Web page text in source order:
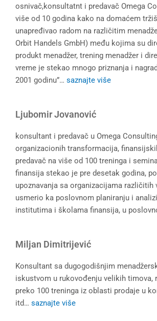
osnivač,konsultatnt i predavač Omega
više od 10 godina kako na domaćem
unapređivao radom na različitim
Orbit Handels GmbH) među kojima su
produkt menadžer, trening menadžer i
vreme je stekao mnogo priznanja i
2001 godinu”… saznajte više
Ljubomir Jovanović
konsultant i predavač u Omega
organizacionih transformacija,
predavač na više od 100 treninga i
finansija stekao je pre desetak godina,
upoznavanja sa organizacijama
usmerio ka poslovnom planiranju i
institutima i školama finansija, u
Miljan Dimitrijević
Konsultant sa dugogodišnjim
iskustvom u rukovođenju velikih
preko 100 treninga iz oblasti prodaje u
itd… saznajte više